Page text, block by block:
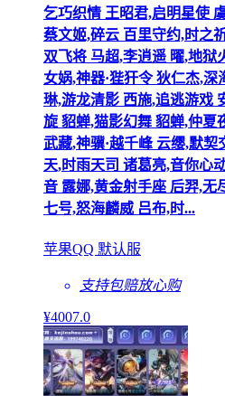
乞巧织情 王昭君,启明星使
蔡文姬,碎云 百里守约,时之
双飞将 马超,李逍遥 曜,地狱
女娲,神器·狴犴令 狄仁杰,
琳,游龙清影 西施,追逃游戏
旋 貂蝉,猫影幻舞 貂蝉,仲夏
武藏,神骥·越千峰 云缨,默契
天,时雨天司 诸葛亮,音你心
音 露娜,黄金射手座 后羿,无
七号,怒海麟威 吕布,时...
苹果QQ 默认服
支持包赔放心购
¥4007.0